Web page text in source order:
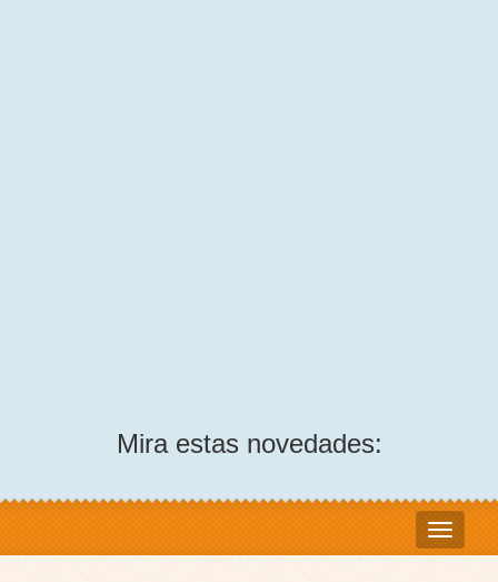
Mira estas novedades: